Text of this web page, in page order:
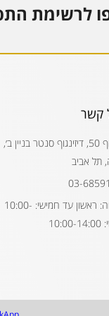
לרשימת
קשר
רחוב דיזינגוף 50, דיזינגוף סנטר בניין ב׳,
תל אביב
שעות פתיחה: ראשון עד חמישי: 10:00-